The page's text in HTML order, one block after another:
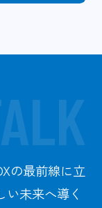
の最前線に立
い未来へ導く